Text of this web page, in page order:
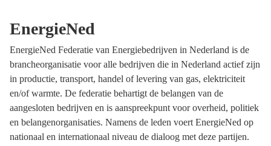
EnergieNed
EnergieNed Federatie van Energiebedrijven in Nederland is de
brancheorganisatie voor alle bedrijven die in Nederland actief zijn
in productie, transport, handel of levering van gas, elektriciteit
en/of warmte. De federatie behartigt de belangen van de
aangesloten bedrijven en is aanspreekpunt voor overheid, politiek
en belangenorganisaties. Namens de leden voert EnergieNed op
nationaal en internationaal niveau de dialoog met deze partijen.